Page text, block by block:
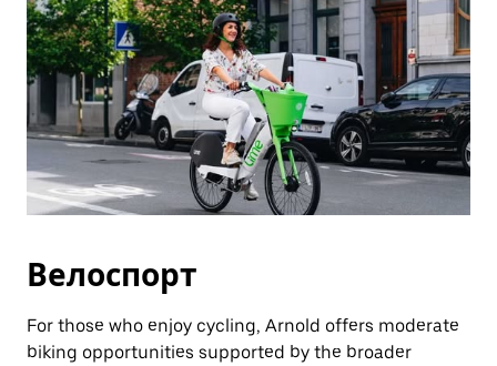
Велоспорт
For those who enjoy cycling, Arnold offers moderate
biking opportunities supported by the broader